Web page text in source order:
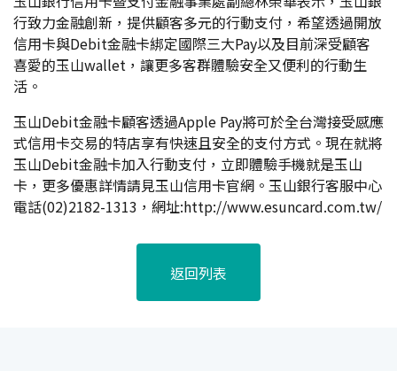
行致力金融創新，提供顧客多元的行動支付，希望透過開放
信用卡與Debit金融卡綁定國際三大Pay以及目前深受顧客
喜愛的玉山wallet，讓更多客群體驗安全又便利的行動生
活。
玉山Debit金融卡顧客透過Apple Pay將可於全台灣接受感應
式信用卡交易的特店享有快速且安全的支付方式。現在就將
玉山Debit金融卡加入行動支付，立即體驗手機就是玉山
卡，更多優惠詳情請見玉山信用卡官網。玉山銀行客服中心
電話(02)2182-1313，網址:http://www.esuncard.com.tw/
返回列表